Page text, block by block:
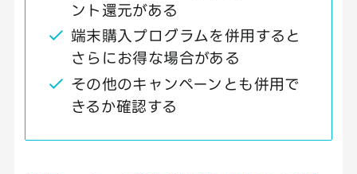
ント還元がある
端末購入プログラムを併用すると
さらにお得な場合がある
その他のキャンペーンとも併用で
きるか確認する